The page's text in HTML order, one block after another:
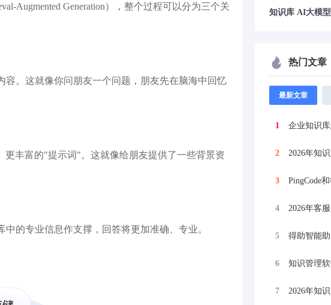
Augmented Generation），整个过程可以分为三个关
。这就像你问朋友一个问题，朋友先在脑海中回忆
丰富的"提示词"。这就像给朋友提供了一些背景资
的专业信息作支撑，回答将更加准确、专业。
知识库 AI大模
热门文章
最新文章
1 企业知识库怎
2 2026年知识
3 PingCode‌
4 2026年客服
5 得助智能助力
6 知识管理软
7 2026年知识